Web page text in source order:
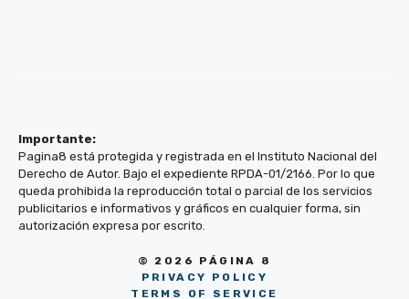
Importante:
Pagina8 está protegida y registrada en el Instituto Nacional del
Derecho de Autor. Bajo el expediente RPDA-01/2166. Por lo que
queda prohibida la reproducción total o parcial de los servicios
publicitarios e informativos y gráficos en cualquier forma, sin
autorización expresa por escrito.
© 2026 PÁGINA 8
PRIVACY POLICY
TERMS OF SERVICE